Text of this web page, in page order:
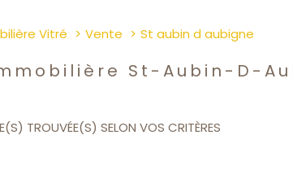
Vitré Vente St aubin d aubigne
St-Aubin-D-
TROUVÉE(S) SELON VOS CRITÈRES